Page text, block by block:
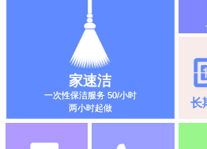
家速洁
一次性保洁服务 50/小时
两小时起做
长